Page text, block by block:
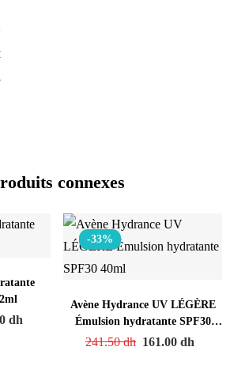
connexes
dh
-33%
Avène Hydrance UV LÉGÈRE
Émulsion hydratante SPF30
40ml
241.50dh 161.00 dh